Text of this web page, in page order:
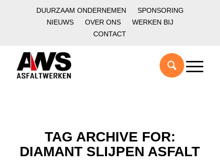
DUURZAAM ONDERNEMEN
SPONSORING
NIEUWS
OVER ONS
WERKEN BIJ
CONTACT
TAG ARCHIVE FOR:
DIAMANT SLIJPEN ASFALT